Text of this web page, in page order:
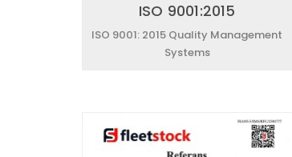
ISO 9001:2015
ISO 9001: 2015 Quality Management
Systems